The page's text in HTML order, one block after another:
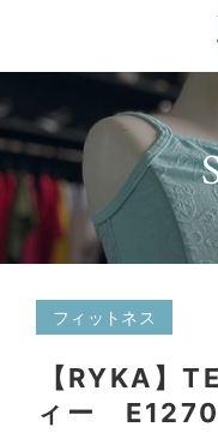
フィットネス
【RYKA】
ィー